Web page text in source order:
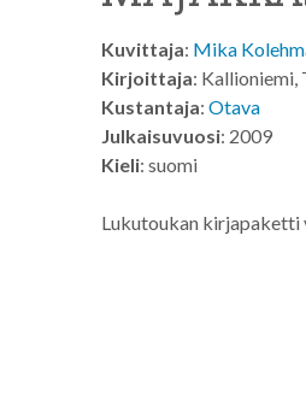
Kuvittaja: Mika
Kirjoittaja: Kallioniemi,
Kustantaja: Otava
Julkaisuvuosi: 2009
Kieli: suomi
Lukutoukan kirjapaketti